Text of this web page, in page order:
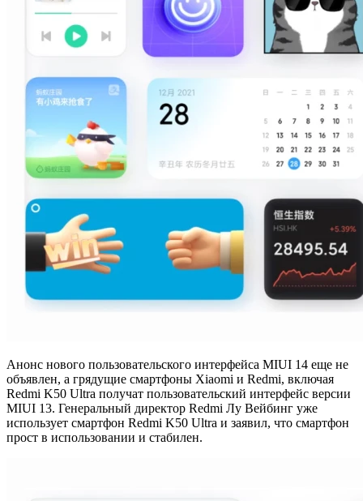
Анонс нового пользовательского интерфейса MIUI 14 еще не
объявлен, а грядущие смартфоны Xiaomi и Redmi, включая
Redmi K50 Ultra получат пользовательский интерфейс версии
MIUI 13. Генеральный директор Redmi Лу Вейбинг уже
использует смартфон Redmi K50 Ultra и заявил, что смартфон
прост в использовании и стабилен.